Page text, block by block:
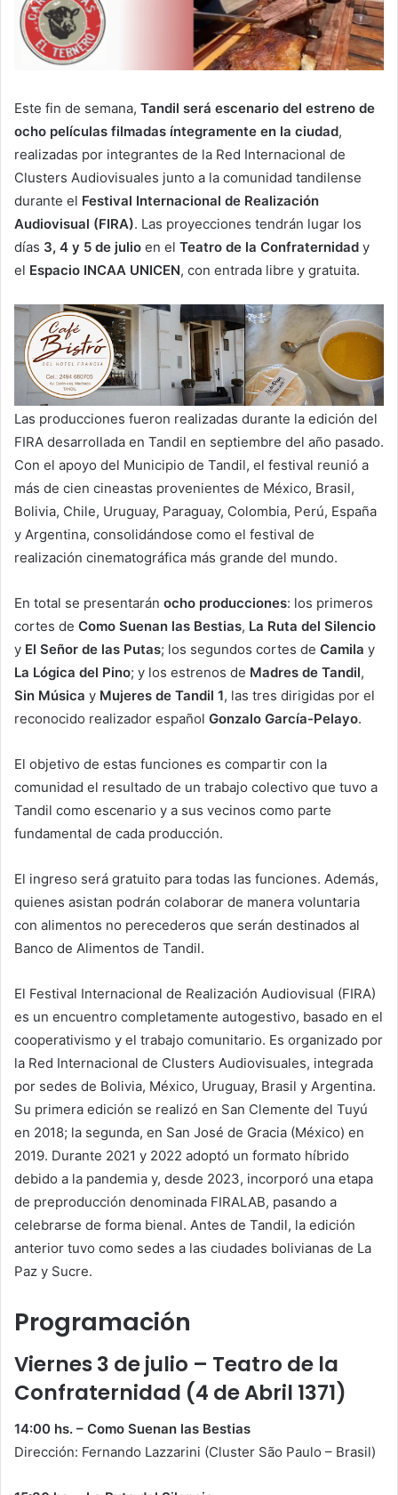
Este fin de semana, Tandil será escenario del estreno de
ocho películas filmadas íntegramente en la ciudad,
realizadas por integrantes de la Red Internacional de
Clusters Audiovisuales junto a la comunidad tandilense
durante el Festival Internacional de Realización
Audiovisual (FIRA). Las proyecciones tendrán lugar los
días 3, 4 y 5 de julio en el Teatro de la Confraternidad y
el Espacio INCAA UNICEN, con entrada libre y gratuita.
Las producciones fueron realizadas durante la edición del
FIRA desarrollada en Tandil en septiembre del año pasado.
Con el apoyo del Municipio de Tandil, el festival reunió a
más de cien cineastas provenientes de México, Brasil,
Bolivia, Chile, Uruguay, Paraguay, Colombia, Perú, España
y Argentina, consolidándose como el festival de
realización cinematográfica más grande del mundo.
En total se presentarán ocho producciones: los primeros
cortes de Como Suenan las Bestias, La Ruta del Silencio
y El Señor de las Putas; los segundos cortes de Camila y
La Lógica del Pino; y los estrenos de Madres de Tandil,
Sin Música y Mujeres de Tandil 1, las tres dirigidas por el
reconocido realizador español Gonzalo García-Pelayo.
El objetivo de estas funciones es compartir con la
comunidad el resultado de un trabajo colectivo que tuvo a
Tandil como escenario y a sus vecinos como parte
fundamental de cada producción.
El ingreso será gratuito para todas las funciones. Además,
quienes asistan podrán colaborar de manera voluntaria
con alimentos no perecederos que serán destinados al
Banco de Alimentos de Tandil.
El Festival Internacional de Realización Audiovisual (FIRA)
es un encuentro completamente autogestivo, basado en el
cooperativismo y el trabajo comunitario. Es organizado por
la Red Internacional de Clusters Audiovisuales, integrada
por sedes de Bolivia, México, Uruguay, Brasil y Argentina.
Su primera edición se realizó en San Clemente del Tuyú
en 2018; la segunda, en San José de Gracia (México) en
2019. Durante 2021 y 2022 adoptó un formato híbrido
debido a la pandemia y, desde 2023, incorporó una etapa
de preproducción denominada FIRALAB, pasando a
celebrarse de forma bienal. Antes de Tandil, la edición
anterior tuvo como sedes a las ciudades bolivianas de La
Paz y Sucre.
Programación
Viernes 3 de julio – Teatro de la
Confraternidad (4 de Abril 1371)
14:00 hs. – Como Suenan las Bestias
Dirección: Fernando Lazzarini (Cluster São Paulo – Brasil)